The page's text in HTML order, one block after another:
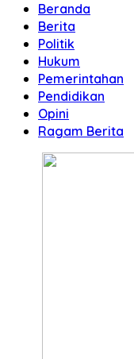
Beranda
Berita
Politik
Hukum
Pemerintahan
Pendidikan
Opini
Ragam Berita